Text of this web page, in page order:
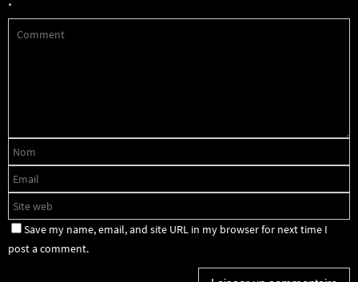
*
Save my name, email, and site URL in my browser for next time I
post a comment.